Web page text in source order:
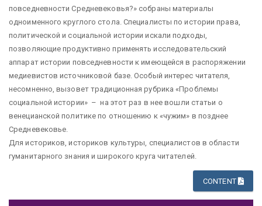
повседневности Средневековья?» собраны материалы
одноименного круглого стола. Специалисты по истории права,
политической и социальной истории искали подходы,
позволяющие продуктивно применять исследовательский
аппарат истории повседневности к имеющейся в распоряжении
медиевистов источниковой базе. Особый интерес читателя,
несомненно, вызовет традиционная рубрика «Проблемы
социальной истории» – на этот раз в нее вошли статьи о
венецианской политике по отношению к «чужим» в позднее
Средневековье.
Для историков, историков культуры, специалистов в области
гуманитарного знания и широкого круга читателей.
CONTENT